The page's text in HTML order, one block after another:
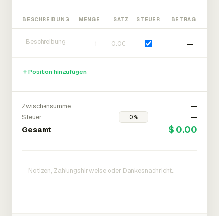
BESCHREIBUNG MENGE SATZ STEUER BETRAG
—
Position hinzufügen
Zwischensumme
—
Steuer
—
Gesamt $ 0.00